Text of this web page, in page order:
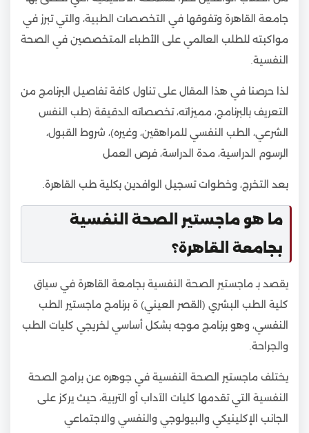
جامعة القاهرة وتفوقها في التخصصات الطبية، والتي تبرز في
مواكبته للطلب العالمي على الأطباء المتخصصين في الصحة
النفسية.
لذا حرصنا في هذا المقال على تناول كافة تفاصيل البرنامج من
التعريف بالبرنامج، مميزاته، تخصصاته الدقيقة (طب النفس
الشرعي، الطب النفسي للمراهقين، وغيره)، شروط القبول،
الرسوم الدراسية، مدة الدراسة، فرص العمل
بعد التخرج، وخطوات تسجيل الوافدين بكلية طب القاهرة.
ما هو ماجستير الصحة النفسية
بجامعة القاهرة؟
يقصد بـ ماجستير الصحة النفسية بجامعة القاهرة في سياق
كلية الطب البشري (القصر العيني) ة برنامج ماجستير الطب
النفسي، وهو برنامج موجه بشكل أساسي لخريجي كليات الطب
والجراحة.
يختلف ماجستير الصحة النفسية في جوهره عن برامج الصحة
النفسية التي تقدمها كليات الآداب أو التربية، حيث يركز على
الجانب الإكلينيكي والبيولوجي والنفسي والاجتماعي